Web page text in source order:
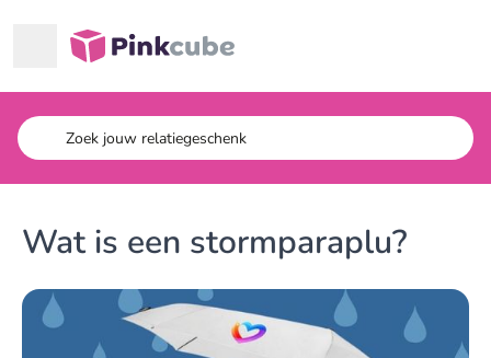
Pinkcube
Wat is een stormparaplu?